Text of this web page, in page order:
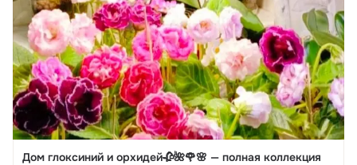
Дом глоксиний и орхидей🥀🌺🌹🌸 — полная коллекция